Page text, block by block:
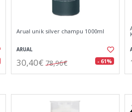
Arual unik silver champu 1000ml
ARUAL
30,40€ 78,96€ - 61%